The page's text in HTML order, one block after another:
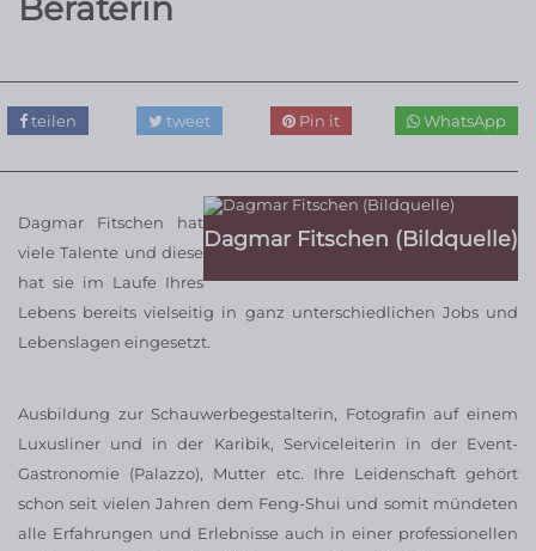
teilen tweet Pin it WhatsApp
Dagmar Fitschen (Bildquelle)
Dagmar Fitschen hat
viele Talente und diese
hat sie im Laufe Ihres
Lebens bereits vielseitig in ganz unterschiedlichen Jobs und
Lebenslagen eingesetzt.
Ausbildung zur Schauwerbegestalterin, Fotografin auf einem
Luxusliner und in der Karibik, Serviceleiterin in der Event-
Gastronomie (Palazzo), Mutter etc. Ihre Leidenschaft gehört
schon seit vielen Jahren dem Feng-Shui und somit mündeten
alle Erfahrungen und Erlebnisse auch in einer professionellen